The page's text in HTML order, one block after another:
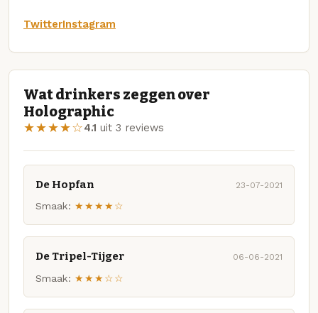
TwitterInstagram
Wat drinkers zeggen over
Holographic
★★★★☆4.1 uit 3 reviews
De Hopfan 23-07-2021
Smaak: ★★★★☆
De Tripel-Tijger 06-06-2021
Smaak: ★★★☆☆